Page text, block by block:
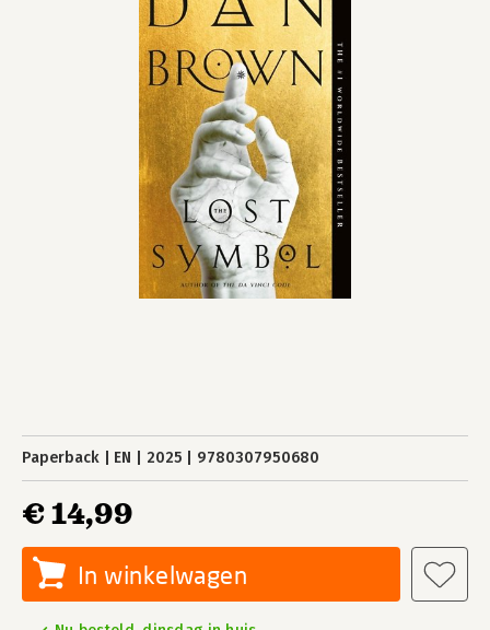
Paperback EN 2025 9780307950680
€ 14,99
In winkelwagen